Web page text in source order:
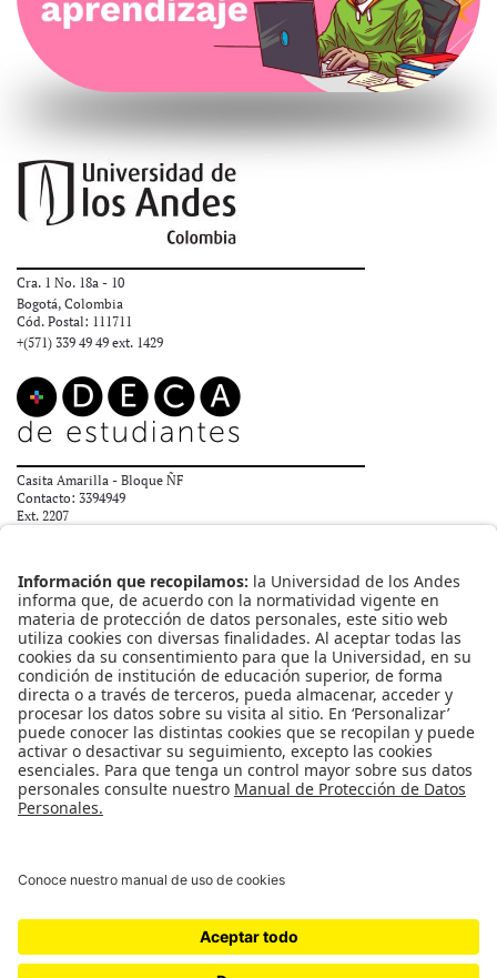
Cra. 1 No. 18a - 10
Bogotá, Colombia
Cód. Postal: 111711
+(571) 339 49 49 ext. 1429
Casita Amarilla - Bloque ÑF
Contacto: 3394949
Ext. 2207
ENLACES RÁPIDOS
DECA de Estudiantes
Ombudsperson
¿Qué es el proyecto Orión?
¿Para quién está diseñado?
REDES SOCIALES
Reconocimiento como Universidad: Decreto 1297 del 30
de mayo de 1964. Reconocimiento personería jurídica:
Resolución 28 del 23 de febrero de 1949 Minjusticia.